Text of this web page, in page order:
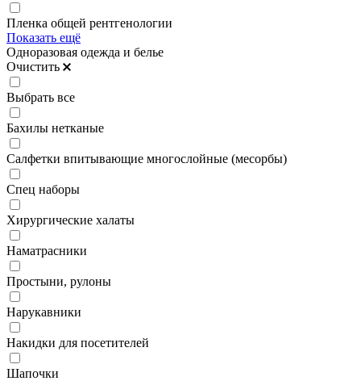
Пленка общей рентгенологии
Показать ещё
Одноразовая одежда и белье
Очистить
Выбрать все
Бахилы нетканые
Салфетки впитывающие многослойные (месорбы)
Спец наборы
Хирургические халаты
Наматрасники
Простыни, рулоны
Нарукавники
Накидки для посетителей
Шапочки